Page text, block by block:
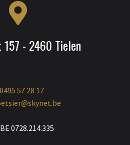
- 2460 Tielen
0495 57 28 17
0728.214.335